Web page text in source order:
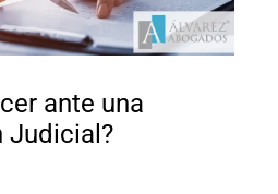
ante una
Judicial?